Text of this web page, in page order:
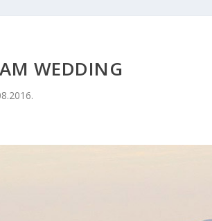
WEDDING